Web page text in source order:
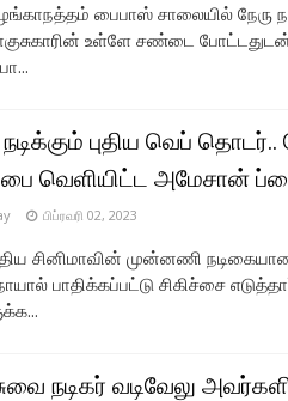
பைபாஸ் சாலையில் நேரு
உள்ளே சண்டை போட்டதுடன்
புதிய வெப்
வெளியிட்ட அமேசான்
பிப்ரவரி 02, 2023
சினிமாவின் முன்னணி
பாதிக்கப்பட்டு சிகிச்சை
நடிகர் வடிவேலு